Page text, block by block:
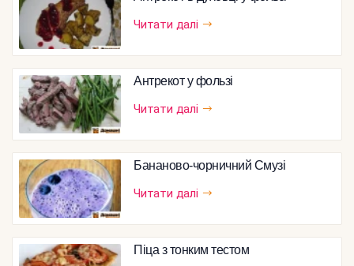
Читати далі
Антрекот у фользі
Читати далі
Бананово-чорничний Смузі
Читати далі
Піца з тонким тестом